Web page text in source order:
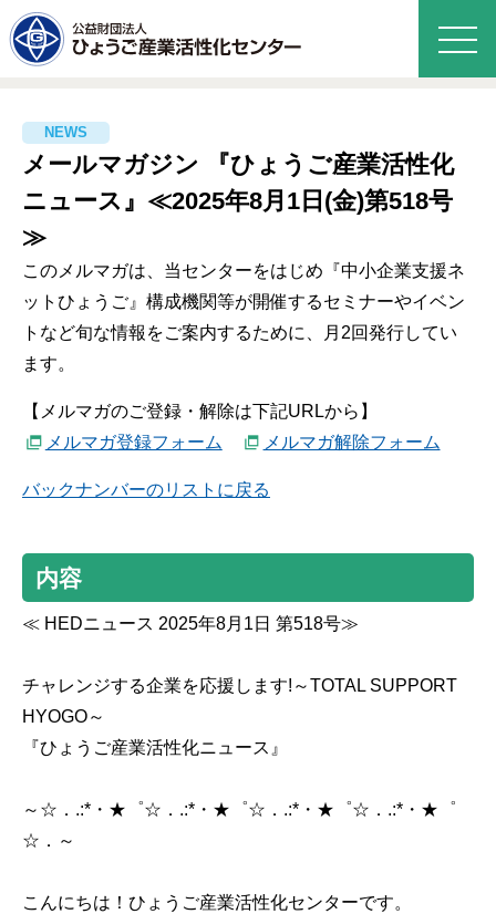
メールマガジン 『ひょうご産業活性化
ニュース』≪2025年8月1日(金)第518号
≫
このメルマガは、当センターをはじめ『中小企業支援ネ
ットひょうご』構成機関等が開催するセミナーやイベン
トなど旬な情報をご案内するために、月2回発行してい
ます。
【メルマガのご登録・解除は下記URLから】
メルマガ登録フォーム
メルマガ解除フォーム
バックナンバーのリストに戻る
内容
≪ HEDニュース 2025年8月1日 第518号≫
チャレンジする企業を応援します!～TOTAL SUPPORT
HYOGO～
『ひょうご産業活性化ニュース』
～☆．.:*・★゜☆．.:*・★゜☆．.:*・★゜☆．.:*・★゜
☆．～
こんにちは！ひょうご産業活性化センターです。